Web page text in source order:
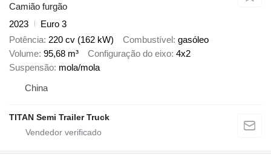
Camião furgão
2023
Euro 3
Potência 220 cv (162 kW) Combustível gasóleo
Volume 95,68 m³ Configuração do eixo 4x2
Suspensão mola/mola
China
TITAN Semi Trailer Truck